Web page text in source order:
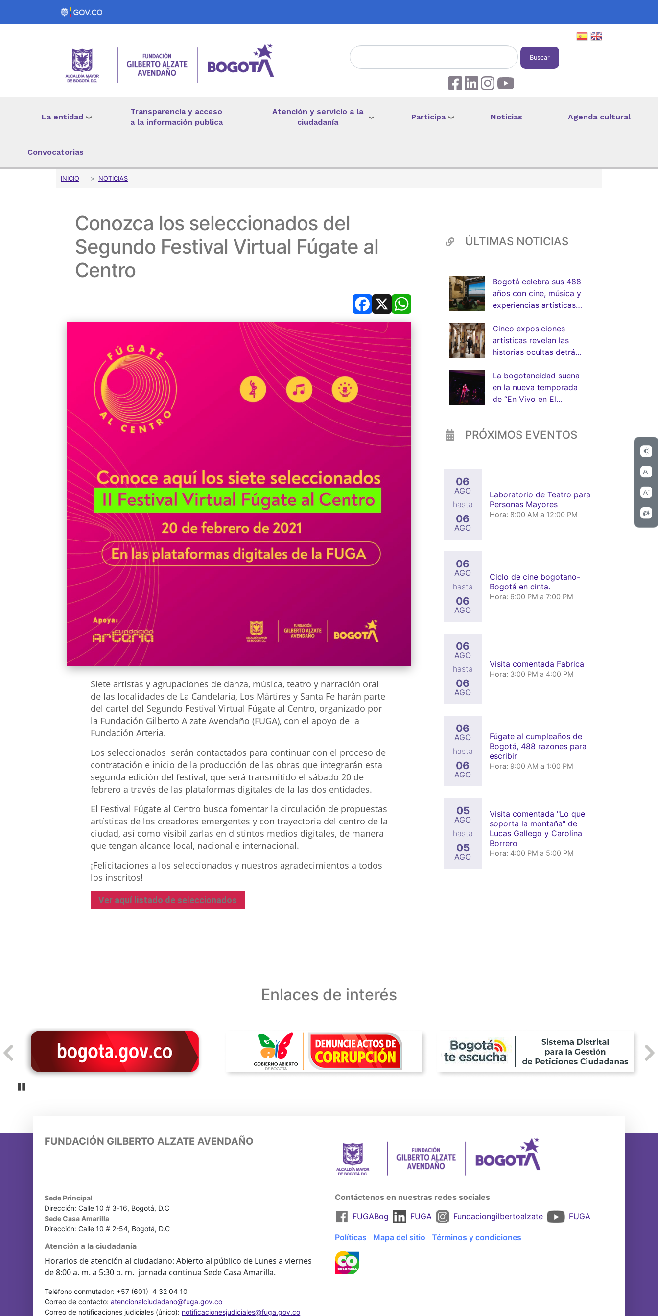
Pasar al contenido principal
Buscar
La entidad
Transparencia y acceso
a la información publica
Atención y servicio a la
ciudadanía
Participa Noticias Agenda cultural
Convocatorias
Sobrescribir enlaces de ayuda a la navegación
INICIO NOTICIAS
Conozca los seleccionados del
Segundo Festival Virtual Fúgate al
Centro
Facebook
X WhatsApp
Siete artistas y agrupaciones de danza, música, teatro y narración oral
de las localidades de La Candelaria, Los Mártires y Santa Fe harán parte
del cartel del Segundo Festival Virtual Fúgate al Centro, organizado por
la Fundación Gilberto Alzate Avendaño (FUGA), con el apoyo de la
Fundación Arteria.
Los seleccionados serán contactados para continuar con el proceso de
contratación e inicio de la producción de las obras que integrarán esta
segunda edición del festival, que será transmitido el sábado 20 de
febrero a través de las plataformas digitales de la las dos entidades.
El Festival Fúgate al Centro busca fomentar la circulación de propuestas
artísticas de los creadores emergentes y con trayectoria del centro de la
ciudad, así como visibilizarlas en distintos medios digitales, de manera
que tengan alcance local, nacional e internacional.
¡Felicitaciones a los seleccionados y nuestros agradecimientos a todos
los inscritos!
Ver aquí listado de seleccionados
ÚLTIMAS NOTICIAS
Bogotá celebra sus 488
años con cine, música y
experiencias artísticas
Cinco exposiciones
artísticas revelan las
historias ocultas detrás
Bogotá
La bogotaneidad suena
en la nueva temporada
de “En Vivo en El
PRÓXIMOS EVENTOS
06
AGO
hasta
06
AGO
Laboratorio de Teatro para
Personas Mayores
Hora: 8:00 AM a 12:00 PM
06
AGO
hasta
06
AGO
Ciclo de cine bogotano-
Bogotá en cinta.
Hora: 6:00 PM a 7:00 PM
06
AGO
hasta
06
AGO
Visita comentada Fabrica
Hora: 3:00 PM a 4:00 PM
06
AGO
hasta
06
AGO
Fúgate al cumpleaños de
Bogotá, 488 razones para
escribir
Hora: 9:00 AM a 1:00 PM
05
AGO
hasta
05
AGO
Visita comentada "Lo que
soporta la montaña" de
Lucas Gallego y Carolina
Borrero
Hora: 4:00 PM a 5:00 PM
Enlaces de interés
FUNDACIÓN GILBERTO ALZATE AVENDAÑO
Sede Principal
Dirección: Calle 10 # 3-16, Bogotá, D.C
Sede Casa Amarilla
Dirección: Calle 10 # 2-54, Bogotá, D.C
Atención a la ciudadanía
Horarios de atención al ciudadano: Abierto al público de Lunes a viernes
de 8:00 a. m. a 5:30 p. m. jornada continua Sede Casa Amarilla.
Teléfono conmutador: +57 (601) 4 32 04 10
Correo de contacto:atencionalciudadano@fuga.gov.co
Correo de notificaciones judiciales (único): notificacionesjudiciales@fuga.gov.co
Contáctenos en nuestras redes sociales
FUGABog
FUGA Fundaciongilbertoalzate FUGA
Políticas Mapa del sitio Términos y condiciones